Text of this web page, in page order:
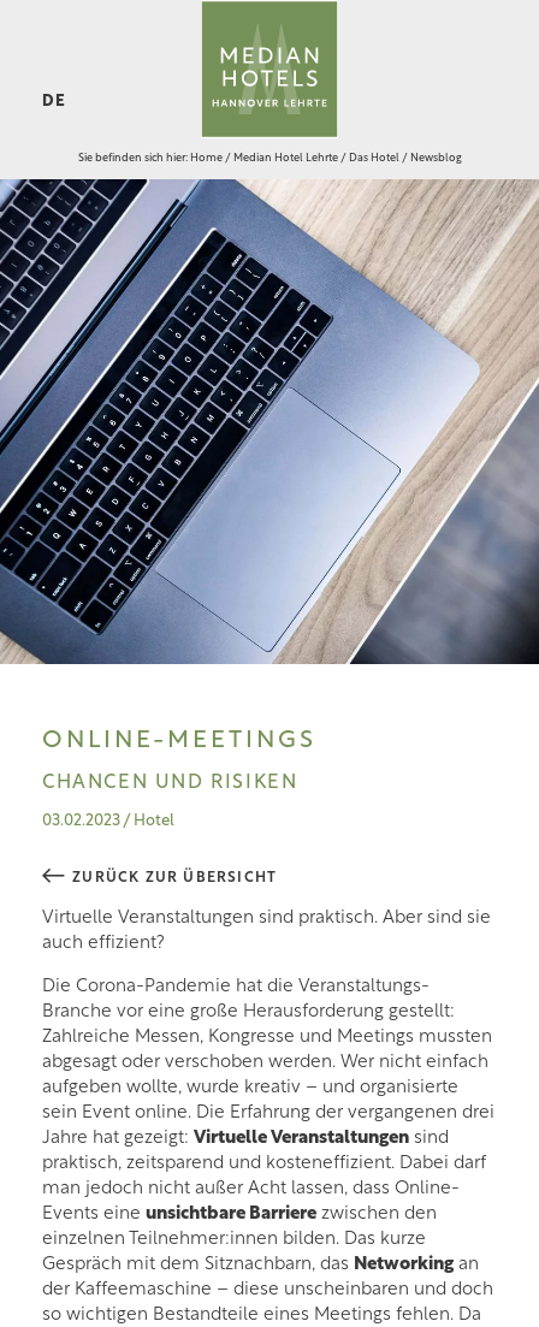
DE
Sie befinden sich hier: Home / Median Hotel Lehrte / Das Hotel / Newsblog
ONLINE-MEETINGS
CHANCEN UND RISIKEN
03.02.2023 / Hotel
ZURÜCK ZUR ÜBERSICHT
Virtuelle Veranstaltungen sind praktisch. Aber sind sie
auch effizient?
Die Corona-Pandemie hat die Veranstaltungs-
Branche vor eine große Herausforderung gestellt:
Zahlreiche Messen, Kongresse und Meetings mussten
abgesagt oder verschoben werden. Wer nicht einfach
aufgeben wollte, wurde kreativ – und organisierte
sein Event online. Die Erfahrung der vergangenen drei
Jahre hat gezeigt: Virtuelle Veranstaltungen sind
praktisch, zeitsparend und kosteneffizient. Dabei darf
man jedoch nicht außer Acht lassen, dass Online-
Events eine unsichtbare Barriere zwischen den
einzelnen Teilnehmer:innen bilden. Das kurze
Gespräch mit dem Sitznachbarn, das Networking an
der Kaffeemaschine – diese unscheinbaren und doch
so wichtigen Bestandteile eines Meetings fehlen. Da